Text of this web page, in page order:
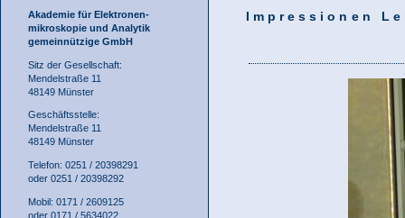
Akademie für Elektronen-
mikroskopie und Analytik
gemeinnützige GmbH
Sitz der Gesellschaft:
Mendelstraße 11
48149 Münster
Geschäftsstelle:
Mendelstraße 11
48149 Münster
Telefon: 0251 / 20398291
oder 0251 / 20398292
Mobil: 0171 / 2609125
oder 0171 / 5634022
Impressionen